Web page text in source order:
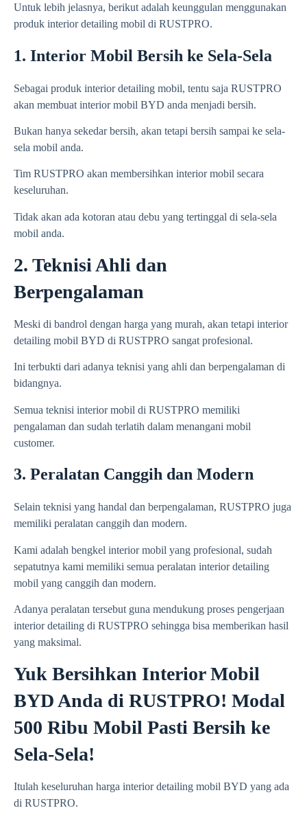
Untuk lebih jelasnya, berikut adalah keunggulan menggunakan
produk interior detailing mobil di RUSTPRO.
1. Interior Mobil Bersih ke Sela-Sela
Sebagai produk interior detailing mobil, tentu saja RUSTPRO
akan membuat interior mobil BYD anda menjadi bersih.
Bukan hanya sekedar bersih, akan tetapi bersih sampai ke sela-
sela mobil anda.
Tim RUSTPRO akan membersihkan interior mobil secara
keseluruhan.
Tidak akan ada kotoran atau debu yang tertinggal di sela-sela
mobil anda.
2. Teknisi Ahli dan
Berpengalaman
Meski di bandrol dengan harga yang murah, akan tetapi interior
detailing mobil BYD di RUSTPRO sangat profesional.
Ini terbukti dari adanya teknisi yang ahli dan berpengalaman di
bidangnya.
Semua teknisi interior mobil di RUSTPRO memiliki
pengalaman dan sudah terlatih dalam menangani mobil
customer.
3. Peralatan Canggih dan Modern
Selain teknisi yang handal dan berpengalaman, RUSTPRO juga
memiliki peralatan canggih dan modern.
Kami adalah bengkel interior mobil yang profesional, sudah
sepatutnya kami memiliki semua peralatan interior detailing
mobil yang canggih dan modern.
Adanya peralatan tersebut guna mendukung proses pengerjaan
interior detailing di RUSTPRO sehingga bisa memberikan hasil
yang maksimal.
Yuk Bersihkan Interior Mobil
BYD Anda di RUSTPRO! Modal
500 Ribu Mobil Pasti Bersih ke
Sela-Sela!
Itulah keseluruhan harga interior detailing mobil BYD yang ada
di RUSTPRO.